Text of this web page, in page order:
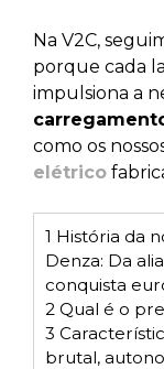
Na V2C,
porque cada
impulsiona a
como os
elétrico
1 História da
Denza: Da
conquista
2 Qual é o
3
brutal,